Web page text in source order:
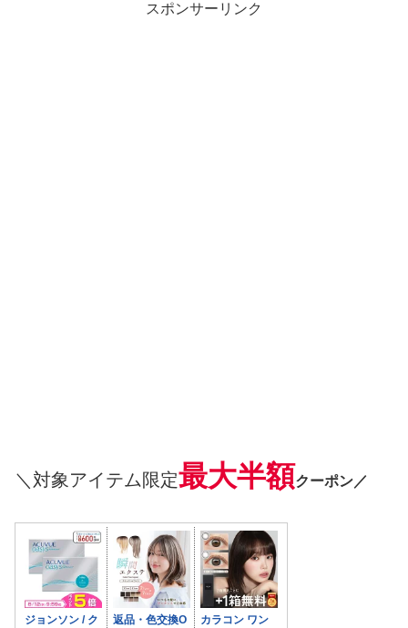
スポンサーリンク
＼対象アイテム限定最大半額クーポン／